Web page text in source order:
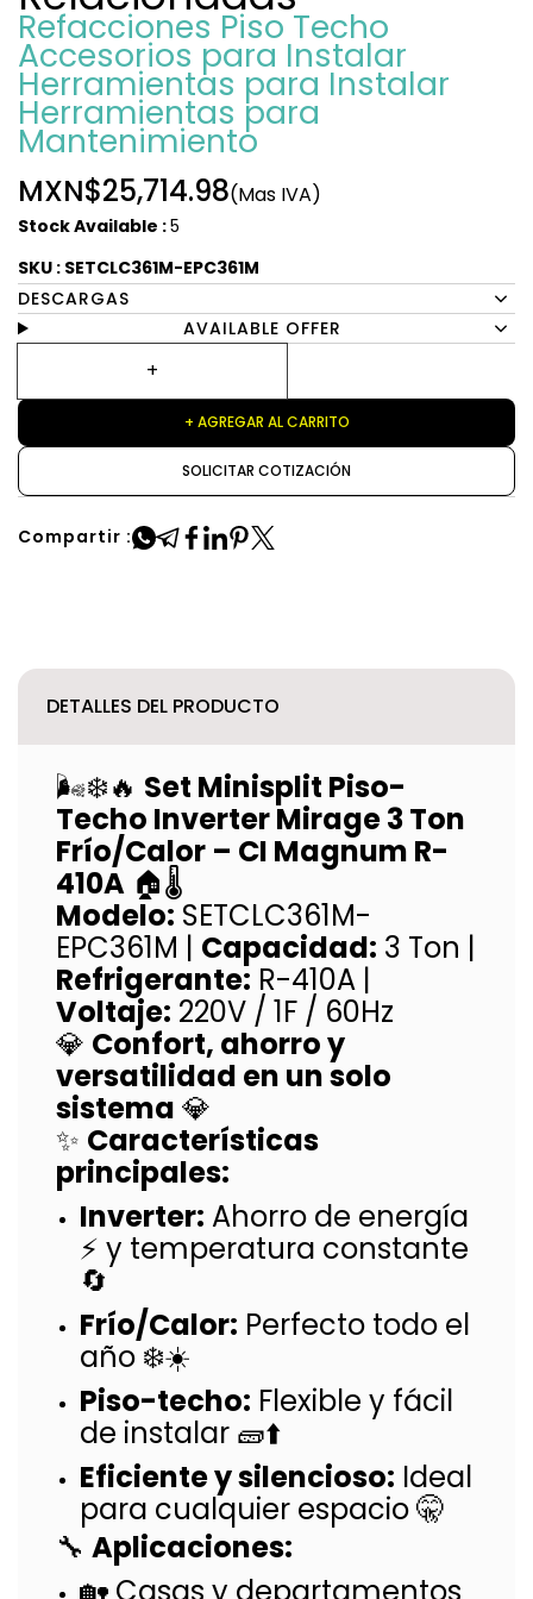
Refacciones Piso Techo
Accesorios para Instalar
Herramientas para Instalar
Herramientas para
Mantenimiento
MXN$25,714.98(Mas IVA)
Stock Available :5
SKU : SETCLC361M-EPC361M
DESCARGAS
AVAILABLE OFFER
+ AGREGAR AL CARRITO
SOLICITAR COTIZACIÓN
Compartir :
DETALLES DEL PRODUCTO
🌬️❄️🔥 Set Minisplit Piso-
Techo Inverter Mirage 3 Ton
Frío/Calor – CI Magnum R-
410A 🏠🌡️
Modelo: SETCLC361M-
EPC361M | Capacidad: 3 Ton |
Refrigerante: R-410A |
Voltaje: 220V / 1F / 60Hz
💎 Confort, ahorro y
versatilidad en un solo
sistema 💎
✨ Características
principales:
Inverter: Ahorro de energía
⚡ y temperatura constante
🔄
Frío/Calor: Perfecto todo el
año ❄️☀️
Piso-techo: Flexible y fácil
de instalar 🧱⬆️
Eficiente y silencioso: Ideal
para cualquier espacio 🤫
🔧 Aplicaciones: